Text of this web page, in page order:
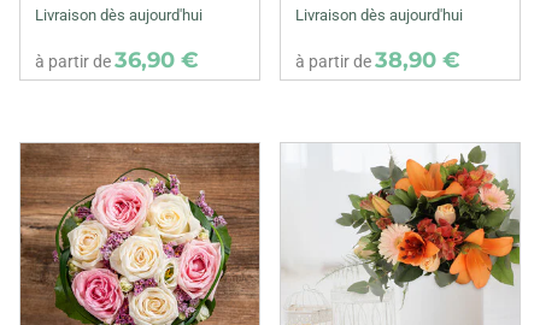
Livraison dès aujourd'hui
à partir de36,90 €
Livraison dès aujourd'hui
à partir de38,90 €